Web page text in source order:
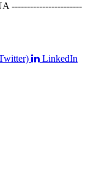
-----------------------
LinkedIn